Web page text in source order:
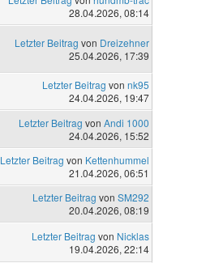
28.04.2026, 08:14
Letzter Beitrag von Dreizehner
25.04.2026, 17:39
Letzter Beitrag von nk95
24.04.2026, 19:47
Letzter Beitrag von Andi 1000
24.04.2026, 15:52
Letzter Beitrag von Kettenhummel
21.04.2026, 06:51
Letzter Beitrag von SM292
20.04.2026, 08:19
Letzter Beitrag von Nicklas
19.04.2026, 22:14